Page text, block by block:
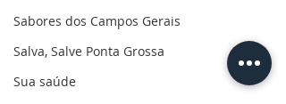
Sabores dos Campos Gerais
Salva, Salve Ponta Grossa
Sua saúde